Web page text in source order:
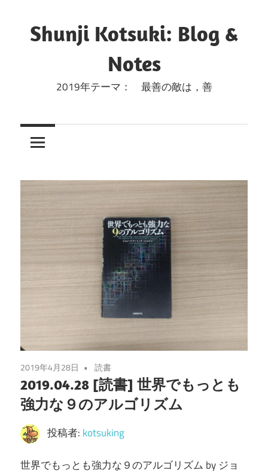
キ
Shunji Kotsuki: Blog &
Notes
2019年テーマ： 最善の敵は，善
2019年4月28日 読書
2019.04.28 [読書] 世界でもっとも
強力な９のアルゴリズム
投稿者: kotsuking
世界でもっとも強力な９のアルゴリズム by ジョ